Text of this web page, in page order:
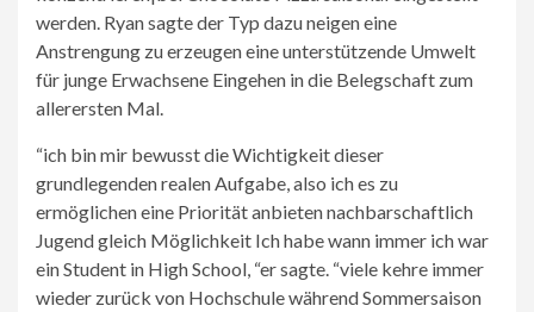
werden. Ryan sagte der Typ dazu neigen eine
Anstrengung zu erzeugen eine unterstützende Umwelt
für junge Erwachsene Eingehen in die Belegschaft zum
allerersten Mal.
“ich bin mir bewusst die Wichtigkeit dieser
grundlegenden realen Aufgabe, also ich es zu
ermöglichen eine Priorität anbieten nachbarschaftlich
Jugend gleich Möglichkeit Ich habe wann immer ich war
ein Student in High School, “er sagte. “viele kehre immer
wieder zurück von Hochschule während Sommersaison